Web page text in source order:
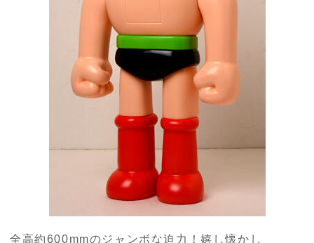
全高約600mmのジャンボな迫力！嬉し懐かし